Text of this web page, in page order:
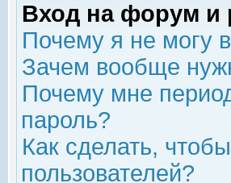
Вход на форум и
Почему я не могу
Зачем вообще
Почему мне
пароль?
Как сделать,
пользователей?